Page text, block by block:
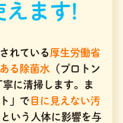
えます!
れている厚生労働省
る除菌水 （プロトン
に清掃します。ま
」で目に見えない汚
いう人体に影響を与